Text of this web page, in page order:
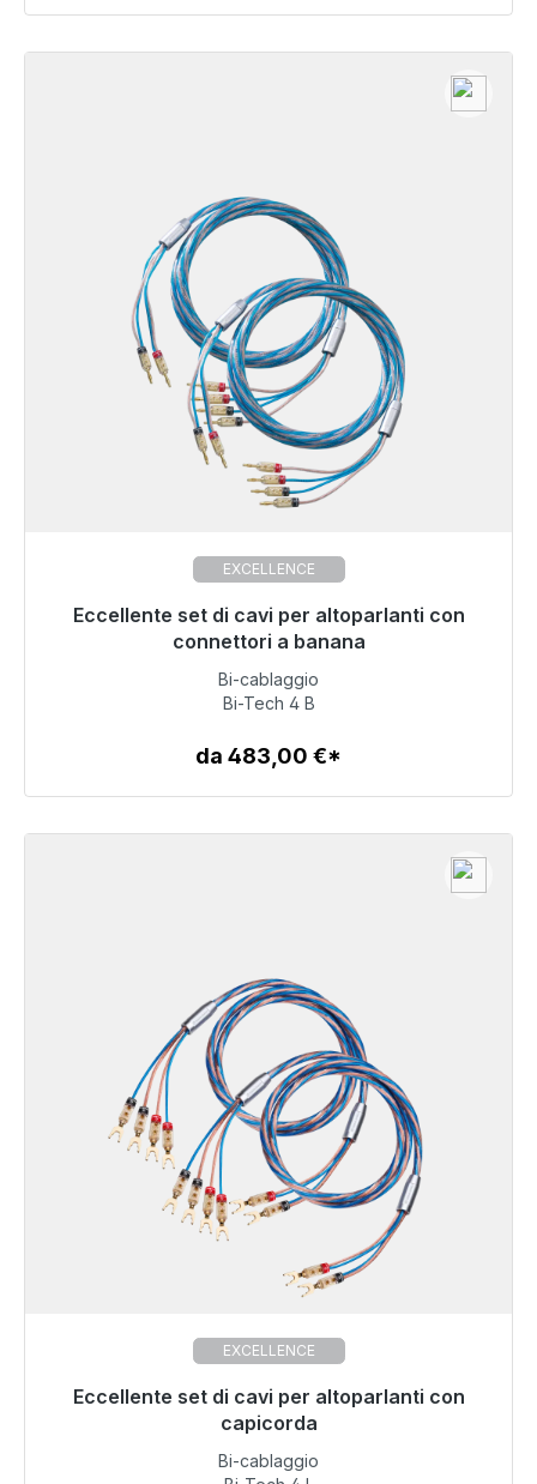
EXCELLENCE
Eccellente set di cavi per altoparlanti con
connettori a banana
Pronto per la spedizione immediata, tempo di
consegna 48 ore*
720,00 €
Dettagli
Bi-cablaggio
Bi-Tech 4 B
da 483,00 €*
EXCELLENCE
Eccellente set di cavi per altoparlanti con
capicorda
Pronto per la spedizione immediata, tempo di
consegna 48 ore*
Bi-cablaggio